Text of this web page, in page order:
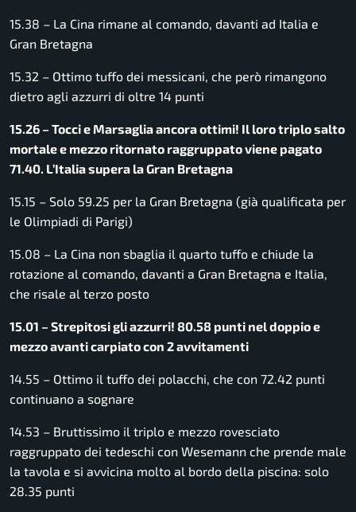
15.38 – La Cina rimane al comando, davanti ad Italia e
Gran Bretagna
15.32 – Ottimo tuffo dei messicani, che però rimangono
dietro agli azzurri di oltre 14 punti
15.26 – Tocci e Marsaglia ancora ottimi! Il loro triplo salto
mortale e mezzo ritornato raggruppato viene pagato
71.40. L’Italia supera la Gran Bretagna
15.15 – Solo 59.25 per la Gran Bretagna (già qualificata per
le Olimpiadi di Parigi)
15.08 – La Cina non sbaglia il quarto tuffo e chiude la
rotazione al comando, davanti a Gran Bretagna e Italia,
che risale al terzo posto
15.01 – Strepitosi gli azzurri! 80.58 punti nel doppio e
mezzo avanti carpiato con 2 avvitamenti
14.55 – Ottimo il tuffo dei polacchi, che con 72.42 punti
continuano a sognare
14.53 – Bruttissimo il triplo e mezzo rovesciato
raggruppato dei tedeschi con Wesemann che prende male
la tavola e si avvicina molto al bordo della piscina: solo
28.35 punti